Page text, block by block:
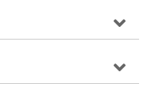
的女人】之後又一異
漫又懸疑的戲劇張力
影。
）深入窺探時尚產